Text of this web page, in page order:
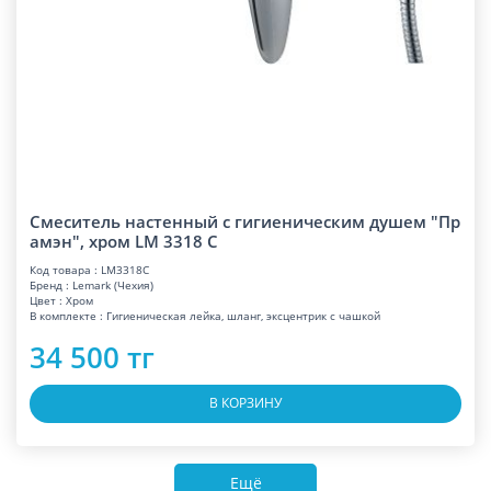
Смеситель настенный с гигиеническим душем "Пр
амэн", хром LM 3318 C
Код товара : LM3318C
Бренд : Lemark (Чехия)
Цвет : Хром
В комплекте : Гигиеническая лейка, шланг, эксцентрик с чашкой
34 500 тг
В КОРЗИНУ
Ещё